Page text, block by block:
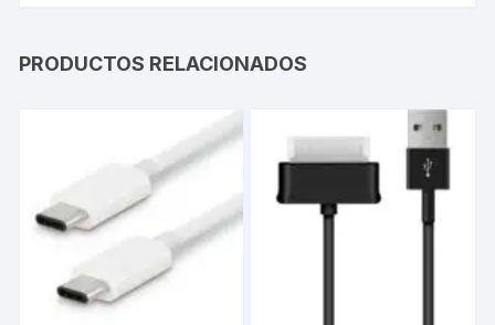
PRODUCTOS RELACIONADOS